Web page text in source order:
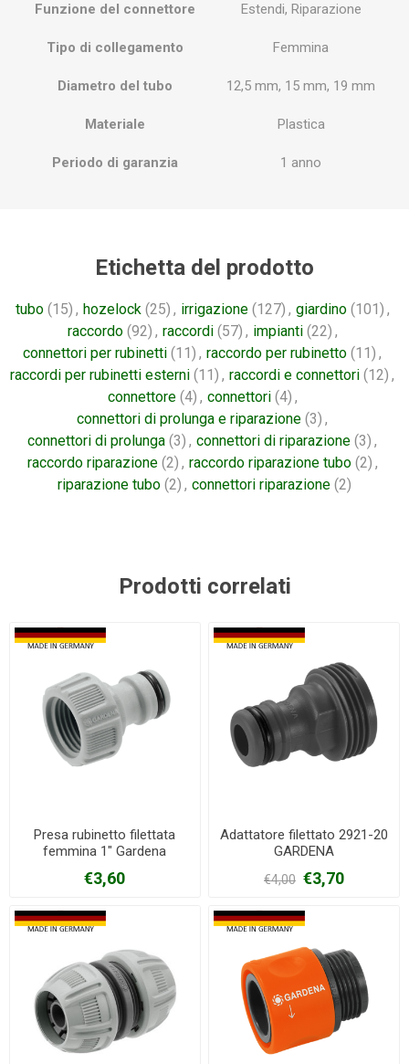
Funzione del connettore Estendi, Riparazione
Tipo di collegamento Femmina
Diametro del tubo 12,5 mm, 15 mm, 19 mm
Materiale Plastica
Periodo di garanzia 1 anno
Etichetta del prodotto
tubo (15) , hozelock (25) , irrigazione (127) , giardino (101) ,
raccordo (92) , raccordi (57) , impianti (22) ,
connettori per rubinetti (11) , raccordo per rubinetto (11) ,
raccordi per rubinetti esterni (11) , raccordi e connettori (12) ,
connettore (4) , connettori (4) ,
connettori di prolunga e riparazione (3) ,
connettori di prolunga (3) , connettori di riparazione (3) ,
raccordo riparazione (2) , raccordo riparazione tubo (2) ,
riparazione tubo (2) , connettori riparazione (2)
Prodotti correlati
Presa rubinetto filettata
femmina 1" Gardena
€3,60
Adattatore filettato 2921-20
GARDENA
€4,00 €3,70